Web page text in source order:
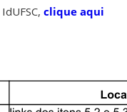
IdUFSC, clique aqui